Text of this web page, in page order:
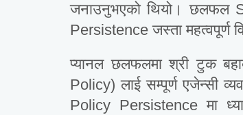
जनाउनुभएको थियो। छलफल
Persistence जस्ता महत्वपूर्ण
प्यानल छलफलमा श्री टुक
Policy) लाई सम्पूर्ण एजेन्सी
Policy Persistence मा